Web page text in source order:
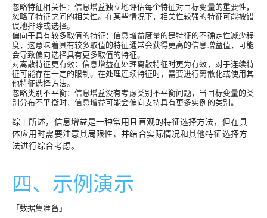
忽略特征相关性：信息增益独立地评估每个特征对目标变量的重要性，
忽略了特征之间的相关性。在某些情况下，相关性较强的特征可能被错
误地排除或选择。
偏向于具有较多取值的特征：信息增益度量的是特征的不确定性减少程
度，这意味着具有较多取值的特征通常会获得更高的信息增益值，可能
会导致偏向选择具有更多取值的特征。
对离散特征更有效：信息增益在处理离散特征时更为有效，对于连续特
征可能存在一定的限制。在处理连续特征时，需要进行离散化或使用其
他特征选择方法。
忽略类别不平衡：信息增益没有考虑类别不平衡问题，当目标变量的类
别分布不平衡时，信息增益可能会偏向支持具有更多实例的类别。
综上所述，信息增益是一种常用且直观的特征选择方法，但在具
体应用时需要注意其局限性，并结合实际情况和其他特征选择方
法进行综合考虑。
四、示例演示
「数据集准备」